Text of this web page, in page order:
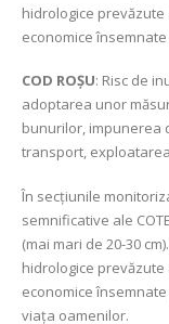
hidrologice
economice
COD ROŞU: Risc de
adoptarea unor
bunurilor, impunerea
transport,
În secţiunile
semnificative ale
(mai mari de 20-30
hidrologice
economice
viața oamenilor.